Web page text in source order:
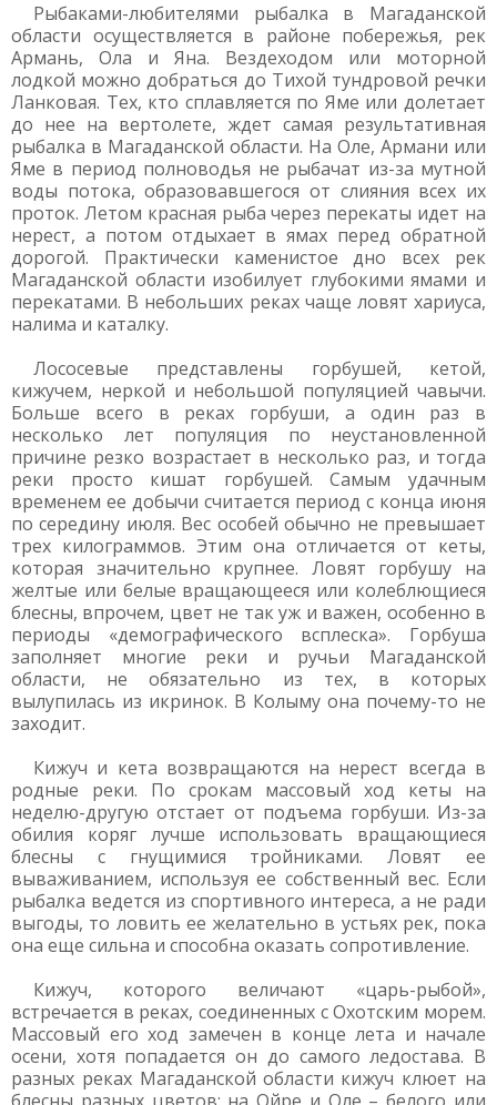
Рыбаками-любителями рыбалка в Магаданской
области осуществляется в районе побережья, рек
Армань, Ола и Яна. Вездеходом или моторной
лодкой можно добраться до Тихой тундровой речки
Ланковая. Тех, кто сплавляется по Яме или долетает
до нее на вертолете, ждет самая результативная
рыбалка в Магаданской области. На Оле, Армани или
Яме в период полноводья не рыбачат из-за мутной
воды потока, образовавшегося от слияния всех их
проток. Летом красная рыба через перекаты идет на
нерест, а потом отдыхает в ямах перед обратной
дорогой. Практически каменистое дно всех рек
Магаданской области изобилует глубокими ямами и
перекатами. В небольших реках чаще ловят хариуса,
налима и каталку.
Лососевые представлены горбушей, кетой,
кижучем, неркой и небольшой популяцией чавычи.
Больше всего в реках горбуши, а один раз в
несколько лет популяция по неустановленной
причине резко возрастает в несколько раз, и тогда
реки просто кишат горбушей. Самым удачным
временем ее добычи считается период с конца июня
по середину июля. Вес особей обычно не превышает
трех килограммов. Этим она отличается от кеты,
которая значительно крупнее. Ловят горбушу на
желтые или белые вращающееся или колеблющиеся
блесны, впрочем, цвет не так уж и важен, особенно в
периоды «демографического всплеска». Горбуша
заполняет многие реки и ручьи Магаданской
области, не обязательно из тех, в которых
вылупилась из икринок. В Колыму она почему-то не
заходит.
Кижуч и кета возвращаются на нерест всегда в
родные реки. По срокам массовый ход кеты на
неделю-другую отстает от подъема горбуши. Из-за
обилия коряг лучше использовать вращающиеся
блесны с гнущимися тройниками. Ловят ее
вываживанием, используя ее собственный вес. Если
рыбалка ведется из спортивного интереса, а не ради
выгоды, то ловить ее желательно в устьях рек, пока
она еще сильна и способна оказать сопротивление.
Кижуч, которого величают «царь-рыбой»,
встречается в реках, соединенных с Охотским морем.
Массовый его ход замечен в конце лета и начале
осени, хотя попадается он до самого ледостава. В
разных реках Магаданской области кижуч клюет на